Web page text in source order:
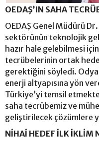
OEDAŞ’IN SAHA
OEDAŞ Genel Müdürü
sektörünün teknolojik
hazır hale gelebilmesi
tecrübelerinin ortak
gerektiğini söyledi.
enerji altyapısına yön
Türkiye’yi temsil
saha tecrübemiz ve
geliştirilecek çözümlere
NİHAİ HEDEF İLK İKLİM